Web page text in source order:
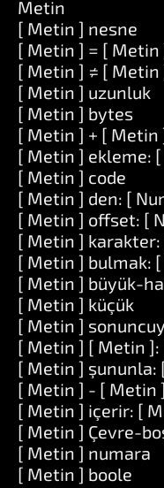
Metin
[ Metin ] nesne
[ Metin ] = [ Metin
[ Metin ] ≠ [ Metin
[ Metin ] uzunluk
[ Metin ] bytes
[ Metin ] + [ Metin
[ Metin ] ekleme:
[ Metin ] code
[ Metin ] den: [
[ Metin ] offset: [
[ Metin ] karakter:
[ Metin ] bulmak:
[ Metin ] büyük-
[ Metin ] küçük
[ Metin ]
[ Metin ] [ Metin ]:
[ Metin ] şununla:
[ Metin ] - [ Metin ]
[ Metin ] içerir: [
[ Metin ] Çevre-
[ Metin ] numara
[ Metin ] boole